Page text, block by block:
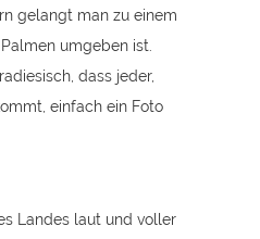
gelangt man zu einem
umgeben ist.
dass jeder,
einfach ein Foto
Landes laut und voller